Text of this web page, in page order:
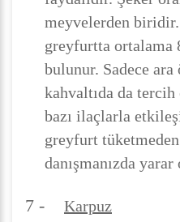
meyvelerden
greyfurtta ortalama
bulunur. Sadece
kahvaltıda da
bazı ilaçlarla
greyfurt
danışmanızda yarar
7 - Karpuz